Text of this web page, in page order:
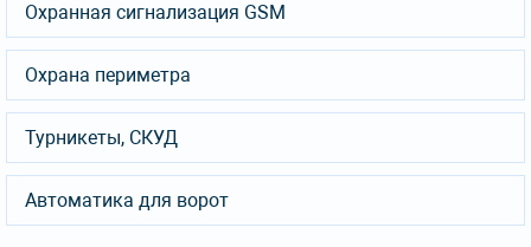
Охранная сигнализация GSM
Охрана периметра
Турникеты, СКУД
Автоматика для ворот